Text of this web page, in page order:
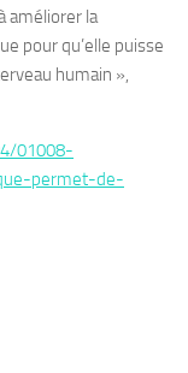
améliorer la
pour qu’elle puisse
humain »,
01008-
permet-de-